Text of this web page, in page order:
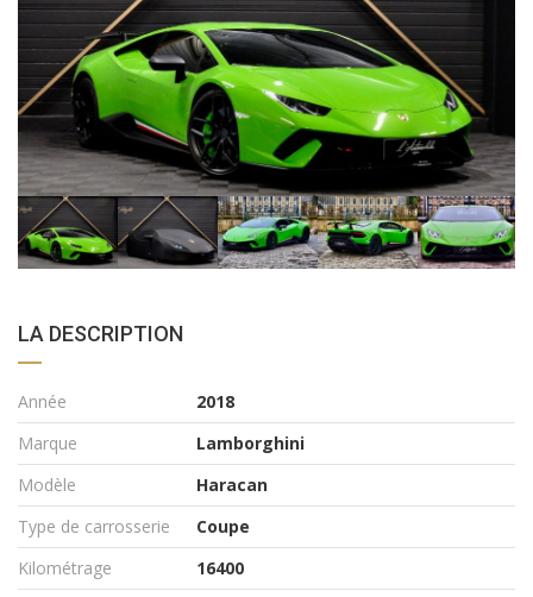
LA DESCRIPTION
Année
2018
Marque
Lamborghini
Modèle
Haracan
Type de carrosserie
Coupe
Kilométrage
16400